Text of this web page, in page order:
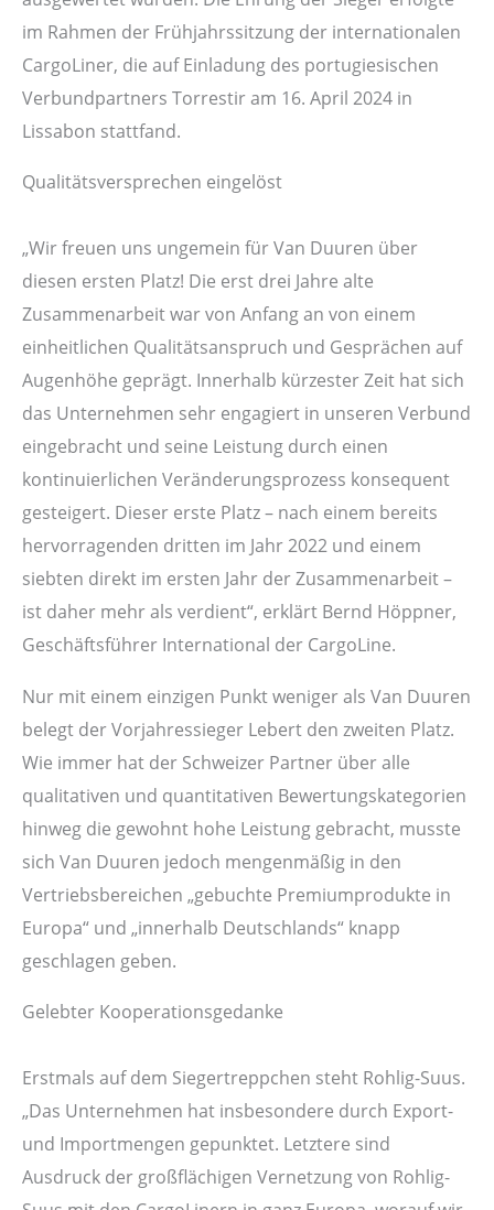
im Rahmen der Frühjahrssitzung der internationalen
CargoLiner, die auf Einladung des portugiesischen
Verbundpartners Torrestir am 16. April 2024 in
Lissabon stattfand.
Qualitätsversprechen eingelöst
„Wir freuen uns ungemein für Van Duuren über
diesen ersten Platz! Die erst drei Jahre alte
Zusammenarbeit war von Anfang an von einem
einheitlichen Qualitätsanspruch und Gesprächen auf
Augenhöhe geprägt. Innerhalb kürzester Zeit hat sich
das Unternehmen sehr engagiert in unseren Verbund
eingebracht und seine Leistung durch einen
kontinuierlichen Veränderungsprozess konsequent
gesteigert. Dieser erste Platz – nach einem bereits
hervorragenden dritten im Jahr 2022 und einem
siebten direkt im ersten Jahr der Zusammenarbeit –
ist daher mehr als verdient“, erklärt Bernd Höppner,
Geschäftsführer International der CargoLine.
Nur mit einem einzigen Punkt weniger als Van Duuren
belegt der Vorjahressieger Lebert den zweiten Platz.
Wie immer hat der Schweizer Partner über alle
qualitativen und quantitativen Bewertungskategorien
hinweg die gewohnt hohe Leistung gebracht, musste
sich Van Duuren jedoch mengenmäßig in den
Vertriebsbereichen „gebuchte Premiumprodukte in
Europa“ und „innerhalb Deutschlands“ knapp
geschlagen geben.
Gelebter Kooperationsgedanke
Erstmals auf dem Siegertreppchen steht Rohlig-Suus.
„Das Unternehmen hat insbesondere durch Export-
und Importmengen gepunktet. Letztere sind
Ausdruck der großflächigen Vernetzung von Rohlig-